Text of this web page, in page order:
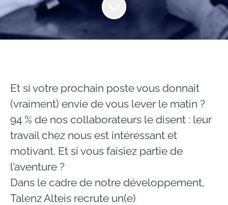
Et si votre prochain poste vous donnait
(vraiment) envie de vous lever le matin ?
94 % de nos collaborateurs le disent : leur
travail chez nous est intéressant et
motivant. Et si vous faisiez partie de
l’aventure ?
Dans le cadre de notre développement,
Talenz Alteis recrute un(e)